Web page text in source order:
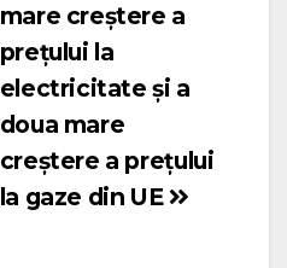
mare creștere a
prețului la
electricitate și a
doua mare
creștere a prețului
la gaze din UE